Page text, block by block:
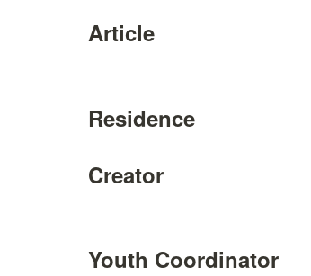
Article
Residence
Creator
Youth Coordinator